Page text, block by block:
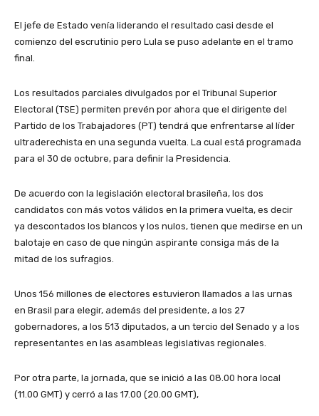
El jefe de Estado venía liderando el resultado casi desde el
comienzo del escrutinio pero Lula se puso adelante en el tramo
final.
Los resultados parciales divulgados por el Tribunal Superior
Electoral (TSE) permiten prevén por ahora que el dirigente del
Partido de los Trabajadores (PT) tendrá que enfrentarse al líder
ultraderechista en una segunda vuelta. La cual está programada
para el 30 de octubre, para definir la Presidencia.
De acuerdo con la legislación electoral brasileña, los dos
candidatos con más votos válidos en la primera vuelta, es decir
ya descontados los blancos y los nulos, tienen que medirse en un
balotaje en caso de que ningún aspirante consiga más de la
mitad de los sufragios.
Unos 156 millones de electores estuvieron llamados a las urnas
en Brasil para elegir, además del presidente, a los 27
gobernadores, a los 513 diputados, a un tercio del Senado y a los
representantes en las asambleas legislativas regionales.
Por otra parte, la jornada, que se inició a las 08.00 hora local
(11.00 GMT) y cerró a las 17.00 (20.00 GMT),